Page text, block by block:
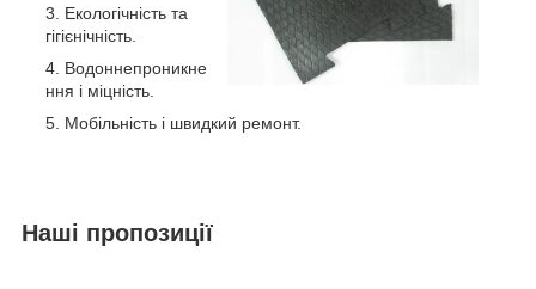
Екологічність та
гігієнічність.
Водоннепроникне
ння і міцність.
Мобільність і швидкий ремонт.
Наші пропозиції